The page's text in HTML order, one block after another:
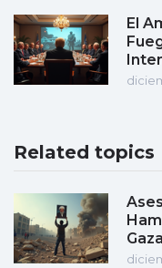
El
Related topics
Gaza